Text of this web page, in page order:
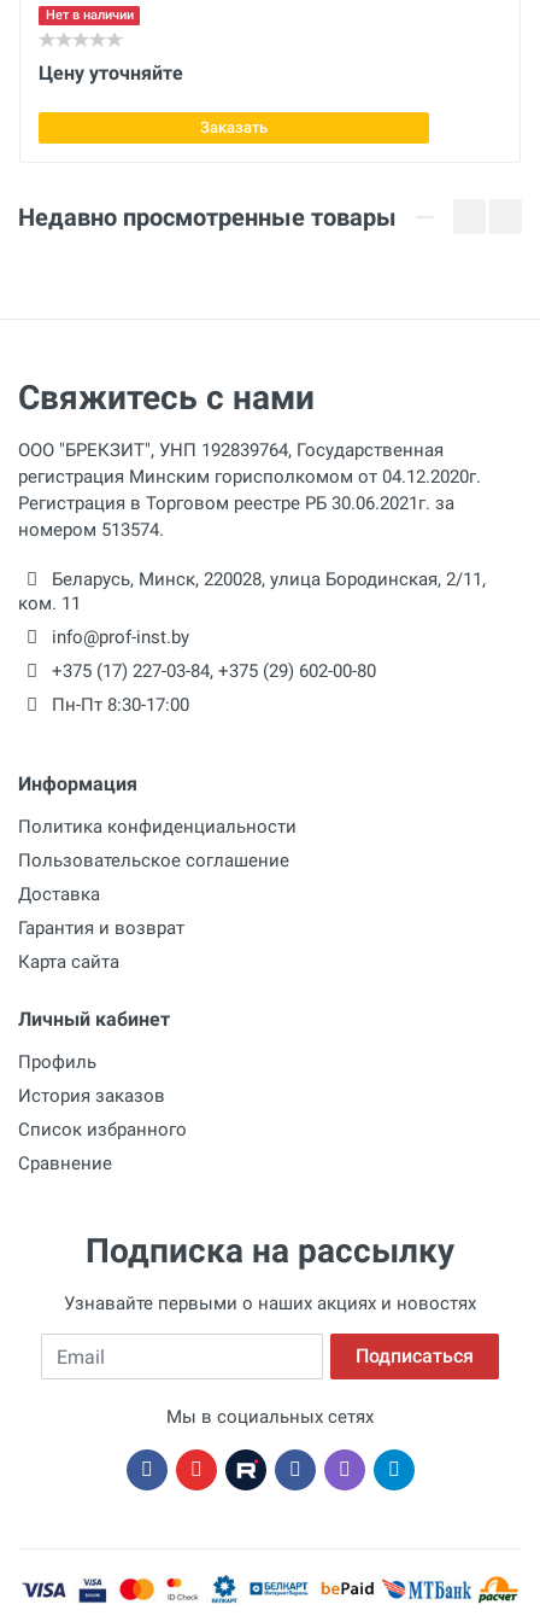
230 В
Мощность
Диапазон температуры сварки
Скорость
Регулировка кол-ва воздуха
Уровень шума
50- Дб
460 х 360 х 310 мм
Нет в наличии
Цену уточняйте
Заказать
Недавно просмотренные товары
Свяжитесь с нами
ООО "БРЕКЗИТ", УНП 192839764, Государственная
регистрация Минским горисполкомом от 04.12.2020г.
Регистрация в Торговом реестре РБ 30.06.2021г. за
номером 513574.
Беларусь, Минск, 220028, улица Бородинская, 2/11,
ком. 11
info@prof-inst.by
+375 (17) 227-03-84, +375 (29) 602-00-80
Пн-Пт 8:30-17:00
Информация
Политика конфиденциальности
Пользовательское соглашение
Доставка
Гарантия и возврат
Карта сайта
Личный кабинет
Профиль
История заказов
Список избранного
Сравнение
Подписка на рассылку
Узнавайте первыми о наших акциях и новостях
Email Подписаться
Мы в социальных сетях